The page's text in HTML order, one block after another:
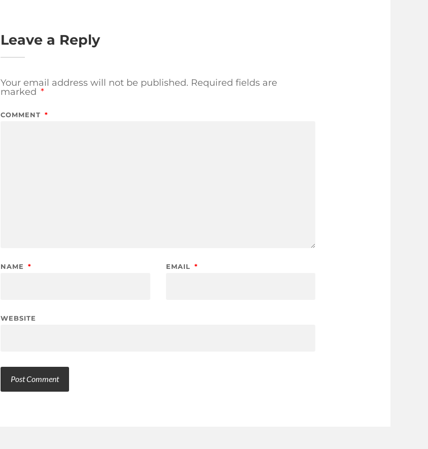
Leave a Reply
Your email address will not be published. Required fields are
marked *
COMMENT *
NAME * EMAIL *
WEBSITE